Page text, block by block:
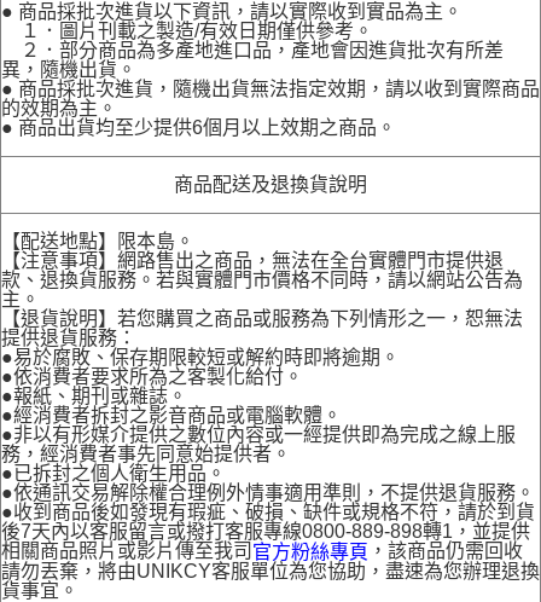
● 商品採批次進貨以下資訊，請以實際收到實品為主。
１．圖片刊載之製造/有效日期僅供參考。
２．部分商品為多產地進口品，產地會因進貨批次有所差
異，隨機出貨。
● 商品採批次進貨，隨機出貨無法指定效期，請以收到實際商品
的效期為主。
● 商品出貨均至少提供6個月以上效期之商品。
商品配送及退換貨說明
【配送地點】限本島。
【注意事項】網路售出之商品，無法在全台實體門市提供退
款、退換貨服務。若與實體門市價格不同時，請以網站公告為
主。
【退貨說明】若您購買之商品或服務為下列情形之一，恕無法
提供退貨服務：
●易於腐敗、保存期限較短或解約時即將逾期。
●依消費者要求所為之客製化給付。
●報紙、期刊或雜誌。
●經消費者拆封之影音商品或電腦軟體。
●非以有形媒介提供之數位內容或一經提供即為完成之線上服
務，經消費者事先同意始提供者。
●已拆封之個人衛生用品。
●依通訊交易解除權合理例外情事適用準則，不提供退貨服務。
●收到商品後如發現有瑕疵、破損、缺件或規格不符，請於到貨
後7天內以客服留言或撥打客服專線0800-889-898轉1，並提供
相關商品照片或影片傳至我司 官方粉絲專頁 ，該商品仍需回收
請勿丟棄，將由UNIKCY客服單位為您協助，盡速為您辦理退換
貨事宜。